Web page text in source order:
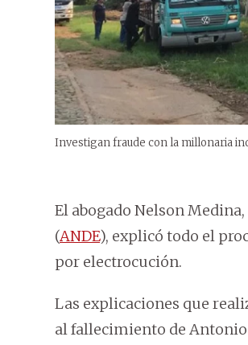
Investigan fraude con la millonaria
El abogado Nelson
(ANDE), explicó todo el
por electrocución.
Las explicaciones que
al fallecimiento de Antonio